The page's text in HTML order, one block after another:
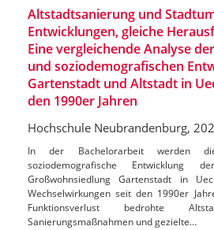
Altstadtsanierung und
Entwicklungen, gleiche
Eine vergleichende Analyse
und soziodemografischen
Gartenstadt und Altstadt in
den 1990er Jahren
Hochschule Neubrandenburg,
In der Bachelorarbeit werden
soziodemografische
Großwohnsiedlung Gartenstadt in
Wechselwirkungen seit den 1990er
Funktionsverlust bedrohte
Sanierungsmaßnahmen und gezielte…